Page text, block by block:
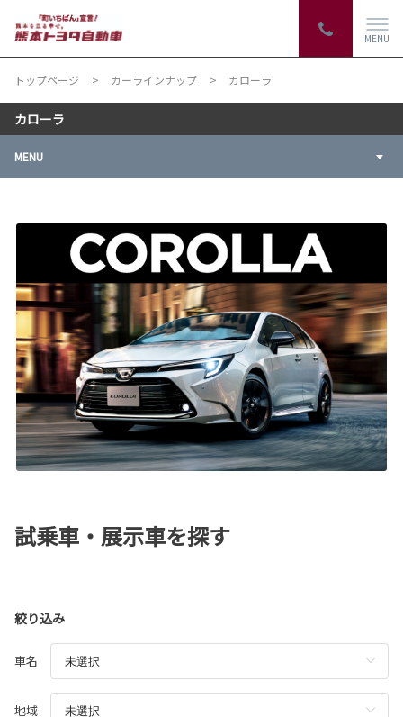
MENU
トップページ カーラインナップ カローラ
カローラ
MENU
試乗車・展示車を探す
絞り込み
車名
地域